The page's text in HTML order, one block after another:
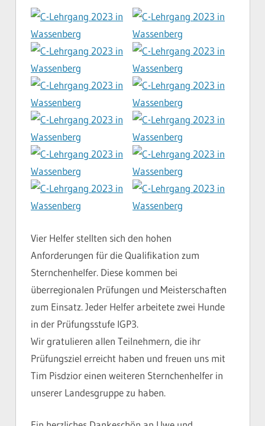
Vier Helfer stellten sich den hohen
Anforderungen für die Qualifikation zum
Sternchenhelfer. Diese kommen bei
überregionalen Prüfungen und Meisterschaften
zum Einsatz. Jeder Helfer arbeitete zwei Hunde
in der Prüfungsstufe IGP3.
Wir gratulieren allen Teilnehmern, die ihr
Prüfungsziel erreicht haben und freuen uns mit
Tim Pisdzior einen weiteren Sternchenhelfer in
unserer Landesgruppe zu haben.